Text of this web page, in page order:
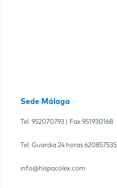
Sede Málaga
Tel. 952070793 | Fax 951930168
Tel. Guardia 24 horas 620857535
info@hispacolex.com